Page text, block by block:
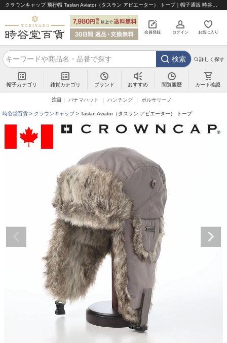
会員登録 ログイン お気に入り
検索 詳しく探す
帽子カテゴリ 雑貨カテゴリ ブランド おすすめ 閲覧履歴 カート確認
注目 パナマハット ハンチング ボルサリーノ
時谷堂百貨 クラウンキャップ Taslan Aviator（タスラン アビエーター） トープ